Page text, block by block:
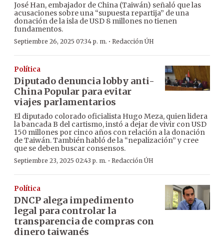
José Han, embajador de China (Taiwán) señaló que las
acusaciones sobre una “supuesta repartija” de una
donación de la isla de USD 8 millones no tienen
fundamentos.
Septiembre 26, 2025 07:34 p. m. · Redacción ÚH
Política
Diputado denuncia lobby anti-
China Popular para evitar
viajes parlamentarios
El diputado colorado oficialista Hugo Meza, quien lidera
la bancada B del cartismo, instó a dejar de vivir con USD
150 millones por cinco años con relación a la donación
de Taiwán. También habló de la “nepalización” y cree
que se deben buscar consensos.
Septiembre 23, 2025 02:43 p. m. · Redacción ÚH
Política
DNCP alega impedimento
legal para controlar la
transparencia de compras con
dinero taiwanés